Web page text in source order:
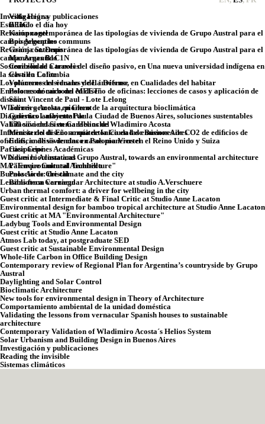
Villa Hegra
BEIC
Kampnagel
Boisgeloup les communs
Granja St. Denis
Manzanas B1C1N
Corazón de Carnolès
Castillo Lafite
Volúmenes residuales de La Défense
Polo económico del MEET
Saint Vincent de Paul - Lote Lelong
Torres gemelas en Ghent
Galerías Lafayette Pau
159 viviendas en Carabanchel
Ministerio de Economía de la Ciudad de Buenos Aires
Edificio de viviendas en Paloma Viertel
Casa Cepé
Naves bioclimaticas
Palenque Cultural Tambillo
Palacio de Cristal
Biblioteca Carriego
Investigación y publicaciones
Está lindo el día hoy
Revisión contemporánea de las tipologías de vivienda de Grupo Austral para el
campo Argentino
Revisión contemporánea de las tipologías de vivienda de Grupo Austral para el
campo Argentino
Sostenibilidad a través del diseño pasivo, en Una nueva universidad indígena en
la selva en Colombia
Los placeres del verano y del invierno, en Cualidades del habitar
Emisiones de carbono en diseño de oficinas: lecciones de casos y aplicación de
diseño
Wladimiro Acosta, pionero de la arquitectura bioclimática
Diagnóstico ambiental de la Ciudad de Buenos Aires, soluciones sustentables
Validación del Sistema Helios de Wladimiro Acosta
Inﬂuencia del diseño arquitectónico en las emisiones de CO2 de ediﬁcios de
oﬁcinas, análisis de cinco casos pioneros en el Reino Unido y Suiza
Participaciones Académicas
Wladimiro Acosta and Grupo Austral, towards an environmental architecture
MA "Environmental Architecture"
Buenos Aires: the climate and the city
Lessons from vernacular Architecture at studio A.Verschuere
Urban thermal comfort: a driver for wellbeing in the city
Guest critic at Intermediate & Final Critic at Studio Anne Lacaton
Environmental design for bamboo tropical architecture at Studio Anne Lacaton
Guest critic at MA "Environmental Architecture"
Ladybug Tools and Environmental Design
Guest critic at Studio Anne Lacaton
Atmos Lab today, at postgraduate SED
Guest critic at Sustainable Environmental Design
Whole-life Carbon in Office Building Design
Contemporary review of Regional Plan for Argentina’s countryside by Grupo
Austral
Daylighting and Solar Control
Bioclimatic Architecture
New tools for environmental design in Theory of Architecture
Comportamiento ambiental de la unidad doméstica
Validating the lessons from vernacular Spanish houses to sustainable
architecture
Contemporary Validation of Wladimiro Acosta´s Helios System
Solar Urbanism and Building Design in Buenos Aires
Investigación y publicaciones
Reading the invisible
Sistemas climáticos